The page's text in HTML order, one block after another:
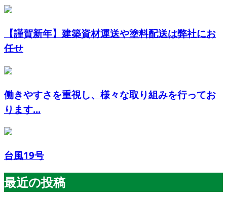
【謹賀新年】建築資材運送や塗料配送は弊社にお
任せ
働きやすさを重視し、様々な取り組みを行ってお
ります...
台風19号
最近の投稿